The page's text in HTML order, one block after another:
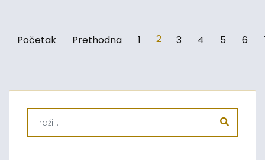
Početak Prethodna 1 2 3 4 5 6